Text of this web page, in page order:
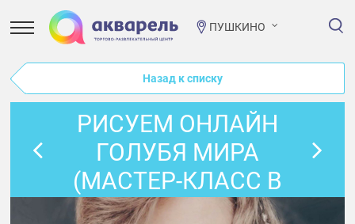
ПУШКИНО
Назад к списку
РИСУЕМ ОНЛАЙН
ГОЛУБЯ МИРА
(МАСТЕР-КЛАСС В
ПРЯМОМ ЭФИРЕ)